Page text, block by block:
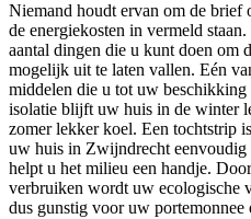
Niemand houdt ervan om de brief
de energiekosten in vermeld
aantal dingen die u kunt doen om
mogelijk uit te laten vallen. Eén
middelen die u tot uw
isolatie blijft uw huis in de winter
zomer lekker koel. Een tochtstrip
uw huis in Zwijndrecht eenvoudig
helpt u het milieu een handje.
verbruiken wordt uw ecologische
dus gunstig voor uw portemonnee